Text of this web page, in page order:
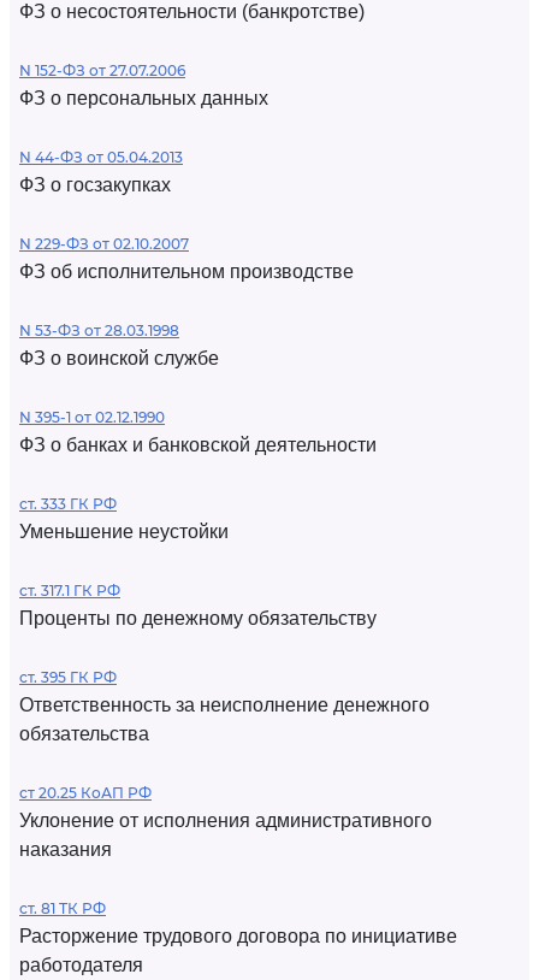
ФЗ о несостоятельности (банкротстве)
N 152-ФЗ от 27.07.2006
ФЗ о персональных данных
N 44-ФЗ от 05.04.2013
ФЗ о госзакупках
N 229-ФЗ от 02.10.2007
ФЗ об исполнительном производстве
N 53-ФЗ от 28.03.1998
ФЗ о воинской службе
N 395-1 от 02.12.1990
ФЗ о банках и банковской деятельности
ст. 333 ГК РФ
Уменьшение неустойки
ст. 317.1 ГК РФ
Проценты по денежному обязательству
ст. 395 ГК РФ
Ответственность за неисполнение денежного
обязательства
ст 20.25 КоАП РФ
Уклонение от исполнения административного
наказания
ст. 81 ТК РФ
Расторжение трудового договора по инициативе
работодателя